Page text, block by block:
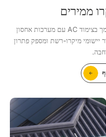
ממירים
פתרון המיקרו ממירים של SolaX תומך בצימוד AC עם מערכות אחסון
יישומי מיקרו-רשת ומספק פתרון